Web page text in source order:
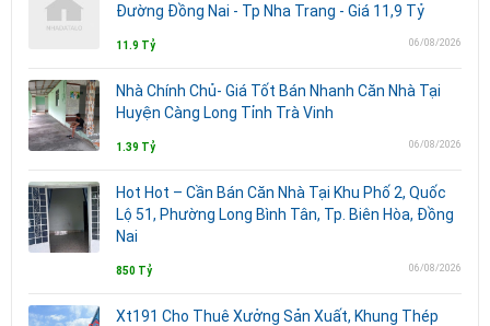
Đường Đồng Nai - Tp Nha Trang - Giá 11,9 Tỷ
11.9 Tỷ 06/08/2026
Nhà Chính Chủ- Giá Tốt Bán Nhanh Căn Nhà Tại
Huyện Càng Long Tỉnh Trà Vinh
1.39 Tỷ 06/08/2026
Hot Hot – Cần Bán Căn Nhà Tại Khu Phố 2, Quốc
Lộ 51, Phường Long Bình Tân, Tp. Biên Hòa, Đồng
Nai
850 Tỷ 06/08/2026
Xt191 Cho Thuê Xưởng Sản Xuất, Khung Thép